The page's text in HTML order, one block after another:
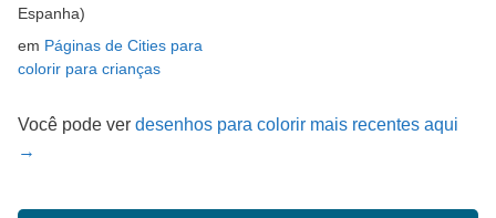
Espanha)
em Páginas de Cities para
colorir para crianças
Você pode ver desenhos para colorir mais recentes aqui
→